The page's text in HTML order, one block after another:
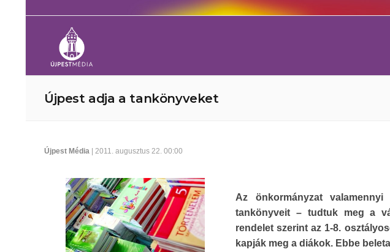
Újpest adja a tankönyveket
Újpest Média | 2011. augusztus 22. 00:00
Az önkormányzat
tankönyveit – tudtuk meg a
rendelet szerint az 1-8.
kapják meg a diákok. Ebbe